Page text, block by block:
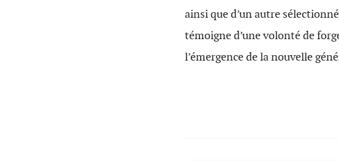
ainsi que d’un autre
témoigne d’une volonté de
l’émergence de la nouvelle